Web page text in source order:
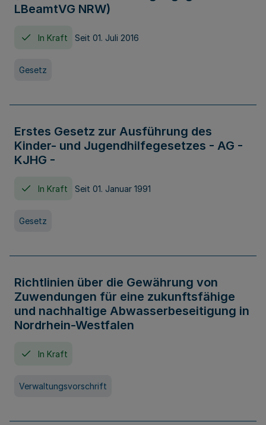
LBeamtVG NRW)
In Kraft Seit 01. Juli 2016
Gesetz
Erstes Gesetz zur Ausführung des
Kinder- und Jugendhilfegesetzes - AG -
KJHG -
In Kraft Seit 01. Januar 1991
Gesetz
Richtlinien über die Gewährung von
Zuwendungen für eine zukunftsfähige
und nachhaltige Abwasserbeseitigung in
Nordrhein-Westfalen
In Kraft
Verwaltungsvorschrift